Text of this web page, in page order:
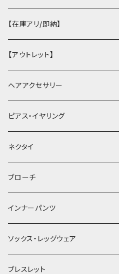
【在庫アリ/即納】
【アウトレット】
ヘアアクセサリー
ヘアクリップ
ヘッドドレス・カチューシャ
ヘアゴム
簪
ピアス・イヤリング
ネクタイ
ブローチ
インナーパンツ
ソックス・レッグウェア
ブレスレット